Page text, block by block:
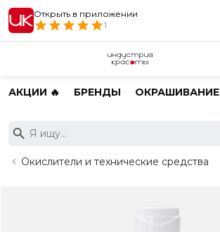
Открыть в приложении
1
АКЦИИ 🔥 БРЕНДЫ ОКРАШИВАНИЕ
Окислители и технические средства